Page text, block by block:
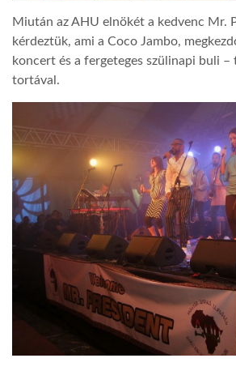
Miután az AHU elnökét a kedvenc Mr.
kérdeztük, ami a Coco Jambo,
koncert és a fergeteges szülinapi buli –
tortával.